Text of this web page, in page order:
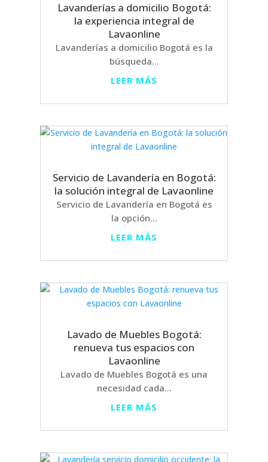
Lavanderías a domicilio Bogotá:
la experiencia integral de
Lavaonline
Lavanderías a domicilio Bogotá es la
búsqueda...
LEER MÁS
Servicio de Lavandería en Bogotá:
la solución integral de Lavaonline
Servicio de Lavandería en Bogotá es
la opción...
LEER MÁS
Lavado de Muebles Bogotá:
renueva tus espacios con
Lavaonline
Lavado de Muebles Bogotá es una
necesidad cada...
LEER MÁS